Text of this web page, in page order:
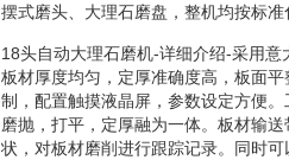
摆式磨头、大理石磨盘，整机均按标准
18头自动大理石磨机-详细介绍-采用
板材厚度均匀，定厚准确度高，板面
制，配置触摸液晶屏，参数设定方便
磨抛，打平，定厚融为一体。板材输
状，对板材磨削进行跟踪记录。同时